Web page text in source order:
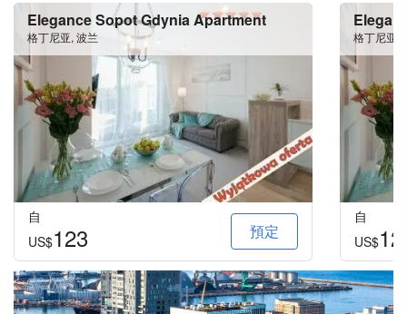
Elegance Sopot Gdynia Apartment
格丁尼亚, 波兰
自
US$123 預定
格丁尼亚,
自
US$